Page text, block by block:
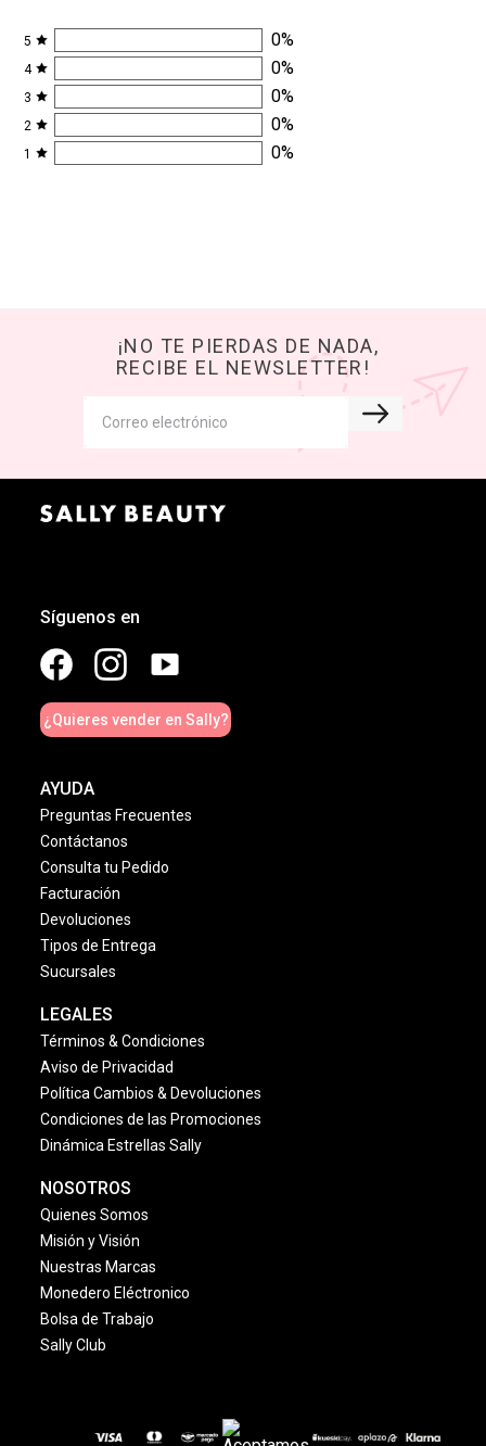
5 0%
4 0%
3 0%
2 0%
1 0%
¡NO TE PIERDAS DE NADA,
RECIBE EL NEWSLETTER!
Síguenos en
¿Quieres vender en Sally?
AYUDA
Preguntas Frecuentes
Contáctanos
Consulta tu Pedido
Facturación
Devoluciones
Tipos de Entrega
Sucursales
LEGALES
Términos & Condiciones
Aviso de Privacidad
Política Cambios & Devoluciones
Condiciones de las Promociones
Dinámica Estrellas Sally
NOSOTROS
Quienes Somos
Misión y Visión
Nuestras Marcas
Monedero Eléctronico
Bolsa de Trabajo
Sally Club